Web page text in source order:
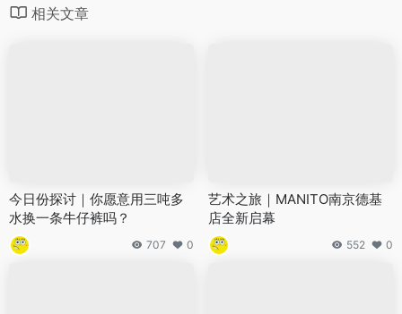
相关文章
今日份探讨｜你愿意用三吨多
水换一条牛仔裤吗？
707 0
艺术之旅｜MANITO南京德基
店全新启幕
552 0